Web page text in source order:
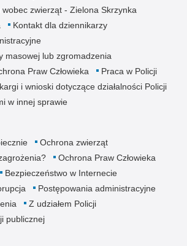
zwierząt - Zielona Skrzynka
Kontakt dla dziennikarzy
masowej lub zgromadzenia
Praw Człowieka
Praca w Policji
i wnioski dotyczące działalności Policji
w innej sprawie
Ochrona zwierząt
Ochrona Praw Człowieka
Bezpieczeństwo w Internecie
Postępowania administracyjne
Z udziałem Policji
publicznej